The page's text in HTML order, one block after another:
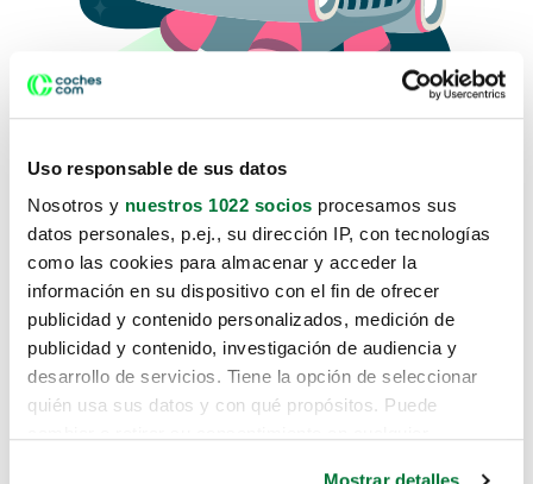
Uso responsable de sus datos
Nosotros y nuestros 1022 socios procesamos sus
datos personales, p.ej., su dirección IP, con tecnologías
como las cookies para almacenar y acceder la
información en su dispositivo con el fin de ofrecer
publicidad y contenido personalizados, medición de
publicidad y contenido, investigación de audiencia y
desarrollo de servicios. Tiene la opción de seleccionar
quién usa sus datos y con qué propósitos. Puede
Lo sentimos, no sabemos como
te hemos traido hasta aquí.
Pero puedes encontrar el coche que estás
buscando en alguno de estos enlaces: